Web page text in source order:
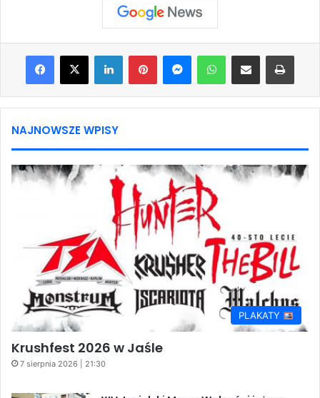
Facebook
X LinkedInPinterestMessengerWhatsAppShare via Email Print
NAJNOWSZE WPISY
PLAKATY
Krushfest 2026 w Jaśle
7 sierpnia 2026 | 21:30